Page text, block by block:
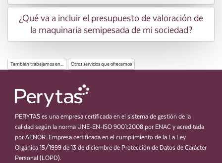
¿Qué va a incluir el presupuesto de valoración de
la maquinaria semipesada de mi sociedad?
También trabajamos en... Otros servicios que ofrecemos
PERYTAS es una empresa certificada en el sistema de gestión de la
calidad según la norma UNE-EN-ISO 9001:2008 por ENAC y acreditada
por AENOR. Empresa certificada en el cumplimiento de la La Ley
Orgánica 15/1999 de 13 de diciembre de Protección de Datos de Carácter
Personal (LOPD).